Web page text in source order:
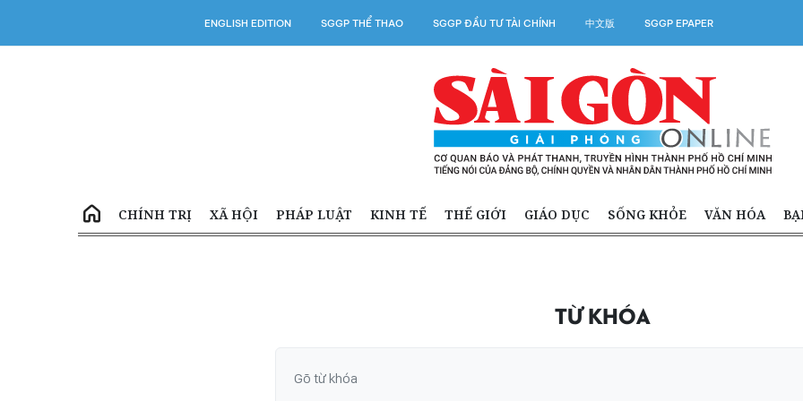
ENGLISH EDITION SGGP THỂ THAO SGGP ĐẦU TƯ TÀI CHÍNH 中文版 SGGP EPAPER
CHÍNH TRỊ XÃ HỘI PHÁP LUẬT KINH TẾ THẾ GIỚI GIÁO DỤC SỐNG KHỎE VĂN HÓA
TỪ KHÓA